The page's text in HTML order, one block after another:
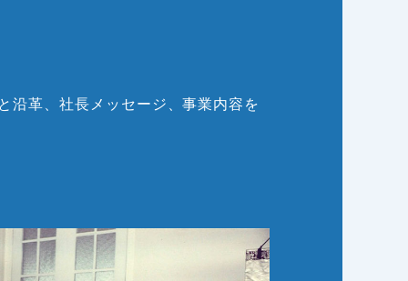
沿革、社長メッセージ、事業内容を